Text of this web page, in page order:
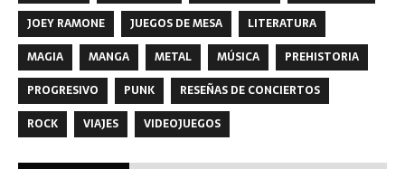
JOEY RAMONE
JUEGOS DE MESA
LITERATURA
MAGIA
MANGA METAL MÚSICA
PREHISTORIA
PROGRESIVO
PUNK
RESEÑAS DE CONCIERTOS
ROCK
VIAJES VIDEOJUEGOS